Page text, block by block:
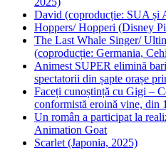
David (coproducție: SUA și
Hoppers/ Hopperi (Disney
The Last Whale Singer/
(coproducție: Germania,
Animest SUPER elimină
spectatorii din șapte orașe
Faceți cunoștință cu Gigi –
conformistă eroină vine, din
Un român a participat la
Animation Goat
Scarlet (Japonia, 2025)